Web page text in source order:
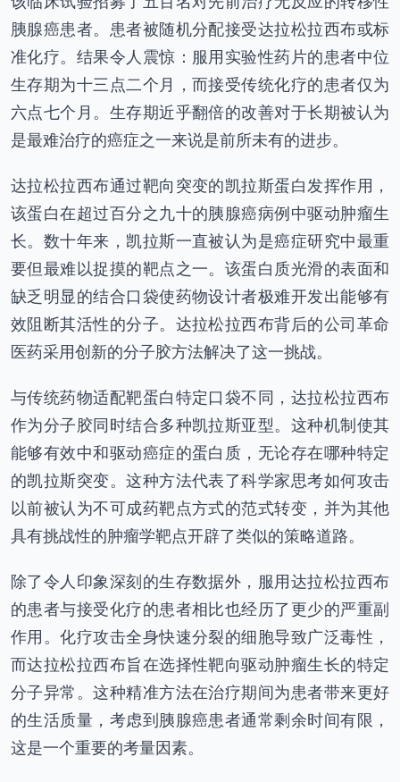
胰腺癌患者。患者被随机分配接受达拉松拉西布或标
准化疗。结果令人震惊：服用实验性药片的患者中位
生存期为十三点二个月，而接受传统化疗的患者仅为
六点七个月。生存期近乎翻倍的改善对于长期被认为
是最难治疗的癌症之一来说是前所未有的进步。
达拉松拉西布通过靶向突变的凯拉斯蛋白发挥作用，
该蛋白在超过百分之九十的胰腺癌病例中驱动肿瘤生
长。数十年来，凯拉斯一直被认为是癌症研究中最重
要但最难以捉摸的靶点之一。该蛋白质光滑的表面和
缺乏明显的结合口袋使药物设计者极难开发出能够有
效阻断其活性的分子。达拉松拉西布背后的公司革命
医药采用创新的分子胶方法解决了这一挑战。
与传统药物适配靶蛋白特定口袋不同，达拉松拉西布
作为分子胶同时结合多种凯拉斯亚型。这种机制使其
能够有效中和驱动癌症的蛋白质，无论存在哪种特定
的凯拉斯突变。这种方法代表了科学家思考如何攻击
以前被认为不可成药靶点方式的范式转变，并为其他
具有挑战性的肿瘤学靶点开辟了类似的策略道路。
除了令人印象深刻的生存数据外，服用达拉松拉西布
的患者与接受化疗的患者相比也经历了更少的严重副
作用。化疗攻击全身快速分裂的细胞导致广泛毒性，
而达拉松拉西布旨在选择性靶向驱动肿瘤生长的特定
分子异常。这种精准方法在治疗期间为患者带来更好
的生活质量，考虑到胰腺癌患者通常剩余时间有限，
这是一个重要的考量因素。